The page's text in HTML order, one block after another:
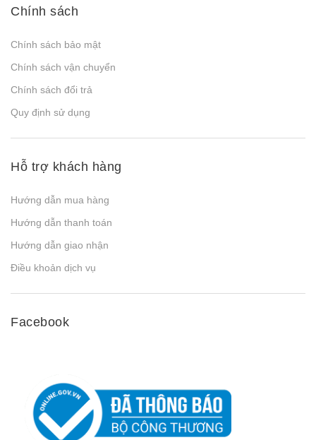
Chính sách
Chính sách bảo mật
Chính sách vận chuyển
Chính sách đổi trả
Quy định sử dụng
Hỗ trợ khách hàng
Hướng dẫn mua hàng
Hướng dẫn thanh toán
Hướng dẫn giao nhận
Điều khoản dịch vụ
Facebook